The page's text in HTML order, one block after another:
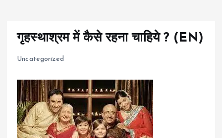
गृहस्थाश्रम में कैसे रहना चाहिये ? (EN)
Uncategorized